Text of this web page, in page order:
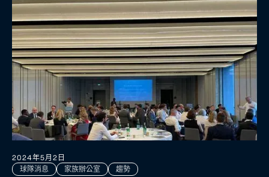
2024年5月2日
球隊消息
家族辦公室 趨勢